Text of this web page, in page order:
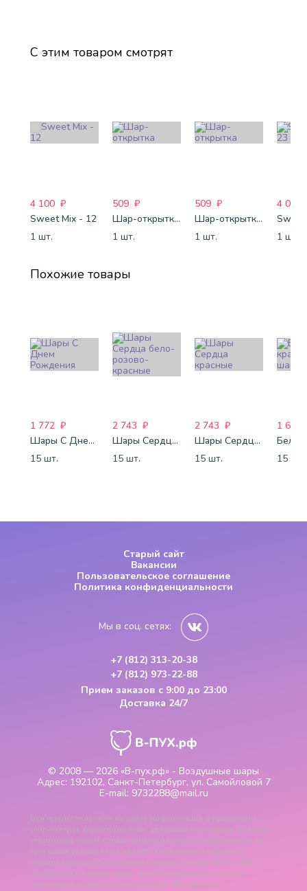
С этим товаром смотрят
4 100 ₽
Sweet Mix - 12
1 шт.
509 ₽
Шар-открытка "Звезда" (45 см) - 1
1 шт.
509 ₽
Шар-открытка "Сердце" (45 см) - 2
1 шт.
4 088
1 шт.
Похожие товары
1 772 ₽
Шары С Днем Рождения
15 шт.
2 743 ₽
Шары Сердца бело-розово-красные
15 шт.
2 743 ₽
Шары Сердца красные
15 шт.
1 688
15 шт.
© 2008 — 2026 «В-пух.рф» - Воздушные шары
Адрес: 192102, Санкт-Петербург, ул. Самойловой 7
E-mail: 9732288@mail.ru
Старый сайт
Вакансии
Пользовательское соглашение
Политика конфиденциальности
Мы в соц. сетях:
+7 (812) 313-20-38
+7 (812) 973-22-88
Прием заказов с 9:00 до 23:00
Доставка 24/7
Вся представленная на сайте информация о продукции
(параметры, характеристики, цветовые сочетания, а также
стоимость), носит только информационный характер и ни
при каких условиях не является публичной офертой,
определяемой положениями пункта 2 статьи 437 ГК РФ.
Указанные на сайте цены - рекомендованные и могут
отличаться от действительных цен. Все данные,